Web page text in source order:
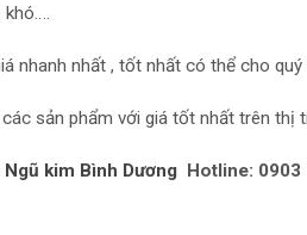
khó….
nhanh nhất , tốt nhất có thể cho quý
sản phẩm với giá tốt nhất trên thị
Ngũ kim Bình Dương Hotline: 0903